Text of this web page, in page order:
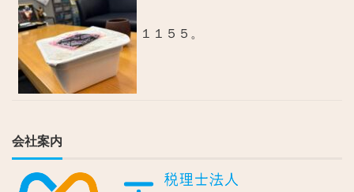
１１５５。
会社案内